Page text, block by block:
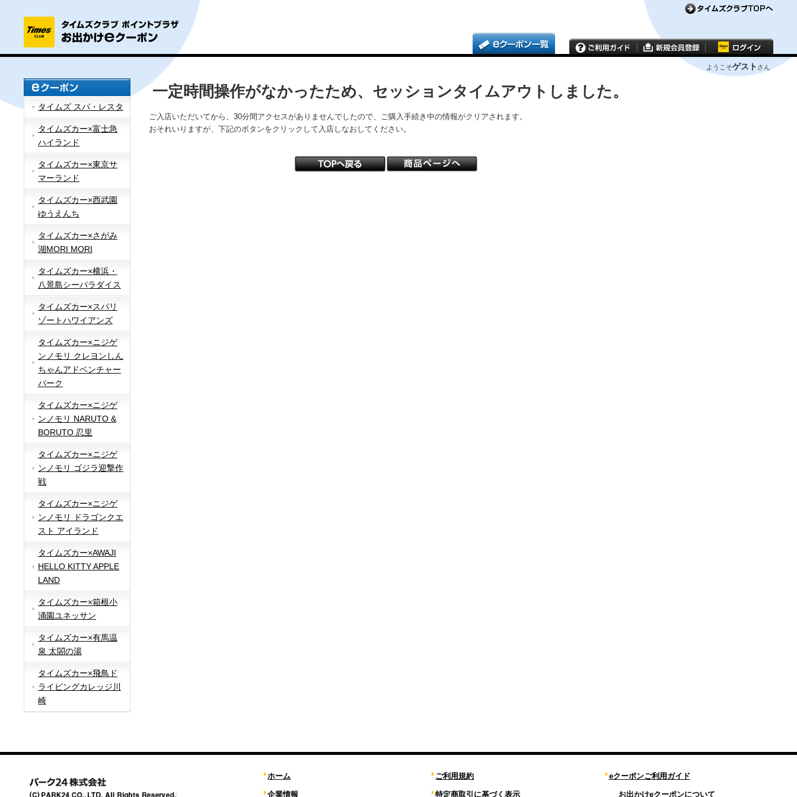
ようこそゲスト さん
タイムズ スパ・レスタ
タイムズカー×富士急
ハイランド
タイムズカー×東京サ
マーランド
タイムズカー×西武園
ゆうえんち
タイムズカー×さがみ
湖MORI MORI
タイムズカー×横浜・
八景島シーパラダイス
タイムズカー×スパリ
ゾートハワイアンズ
タイムズカー×ニジゲ
ンノモリ クレヨンしん
ちゃんアドベンチャー
パーク
タイムズカー×ニジゲ
ンノモリ NARUTO &
BORUTO 忍里
タイムズカー×ニジゲ
ンノモリ ゴジラ迎撃作
戦
タイムズカー×ニジゲ
ンノモリ ドラゴンクエ
スト アイランド
タイムズカー×AWAJI
HELLO KITTY APPLE
LAND
タイムズカー×箱根小
涌園ユネッサン
タイムズカー×有馬温
泉 太閤の湯
タイムズカー×飛鳥ド
ライビングカレッジ川
崎
一定時間操作がなかったため、セッションタイムアウトしました。
ご入店いただいてから、30分間アクセスがありませんでしたので、ご購入手続き中の情報がクリアされます。
おそれいりますが、下記のボタンをクリックして入店しなおしてください。
ホーム
企業情報
ご利用規約
特定商取引に基づく表示
eクーポンご利用ガイド
お出かけeクーポンについて